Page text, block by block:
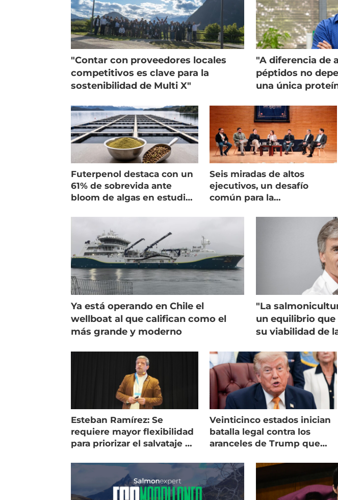
"Contar con proveedores locales
competitivos es clave para la
sostenibilidad de Multi X"
"A diferencia de
péptidos no
una única
Futerpenol destaca con un
61% de sobrevida ante
bloom de algas en estudio
Seis miradas de altos
ejecutivos, un desafío
común para la
Ya está operando en Chile el
wellboat al que califican como el
más grande y moderno
"La
un equilibrio
su viabilidad de
Esteban Ramírez: Se
requiere mayor flexibilidad
para priorizar el salvataje de
Veinticinco estados inician
batalla legal contra los
aranceles de Trump que